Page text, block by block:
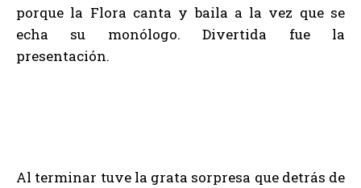
porque la Flora canta y baila a la vez que se
echa su monólogo. Divertida fue la
presentación.
Al terminar tuve la grata sorpresa que detrás de